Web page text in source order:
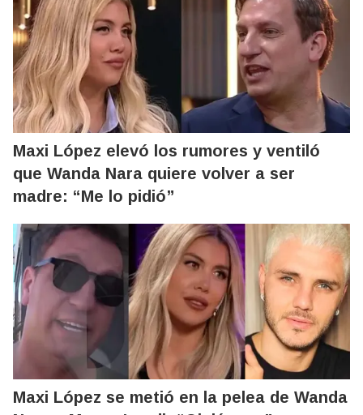
Maxi López elevó los rumores y ventiló
que Wanda Nara quiere volver a ser
madre: “Me lo pidió”
Maxi López se metió en la pelea de Wanda